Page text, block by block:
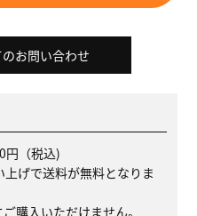
お問い合わせ
円（税込)
げで送料が無料となりま
購入いただけません。